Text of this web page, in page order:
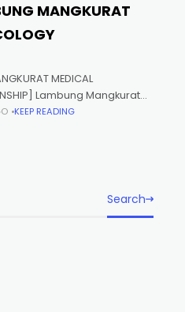
MANGKURAT
MEDICAL
Lambung Mangkurat
(LUMOS) is a
KEEP READING
Search